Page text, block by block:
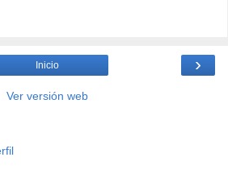
›
Inicio
Ver versión web